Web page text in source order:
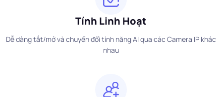
Tính Linh Hoạt
Dễ dàng tắt/mở và chuyển đổi tính năng AI qua các Camera IP khác
nhau